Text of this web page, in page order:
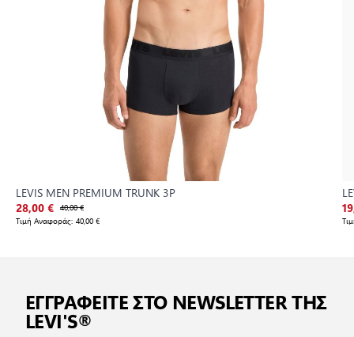
LEVIS MEN PREMIUM TRUNK 3P
28,00 € 40,00 €
Τιμή Αναφοράς: 40,00 €
ΕΓΓΡΑΦΕΙΤΕ ΣΤΟ NEWSLETTER ΤΗΣ
LEVI'S®